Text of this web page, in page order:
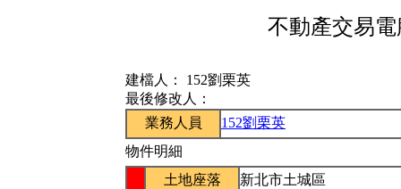
不動產交易
建檔人： 152劉栗英
最後修改人：
業務人員
152劉栗英
物件明細
土地座落
新北市土城區